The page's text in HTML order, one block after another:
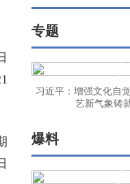
专题
习近平：增强文化自
艺新气象铸
爆料